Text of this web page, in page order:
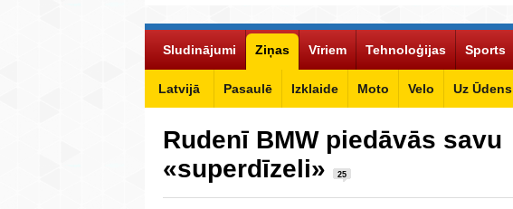
Sludinājumi Ziņas
Latvijā Pasaulē Izklaide Moto Velo Uz Ūdens
Vīriem Tehnoloģijas Sports
Rudenī BMW piedāvās savu
«superdīzeli»
25